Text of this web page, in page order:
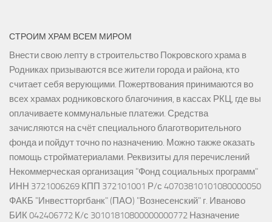
СТРОИМ ХРАМ ВСЕМ МИРОМ
Внести свою лепту в строительство Покровского храма в
Родниках призываются все жители города и района, кто
считает себя верующими. Пожертвования принимаются во
всех храмах родниковского благочиния, в кассах РКЦ, где вы
оплачиваете коммунальные платежи. Средства
зачисляются на счёт специального благотворительного
фонда и пойдут точно по назначению. Можно также оказать
помощь стройматериалами. Реквизиты для перечислений
Некоммерческая организация "Фонд социальных программ"
ИНН 3721006269 КПП 372101001 Р/с 40703810101080000050
ФАКБ "Инвестторгбанк" (ПАО) "Вознесенский" г. Иваново
БИК 042406772 К/с 30101810800000000772 Назначение